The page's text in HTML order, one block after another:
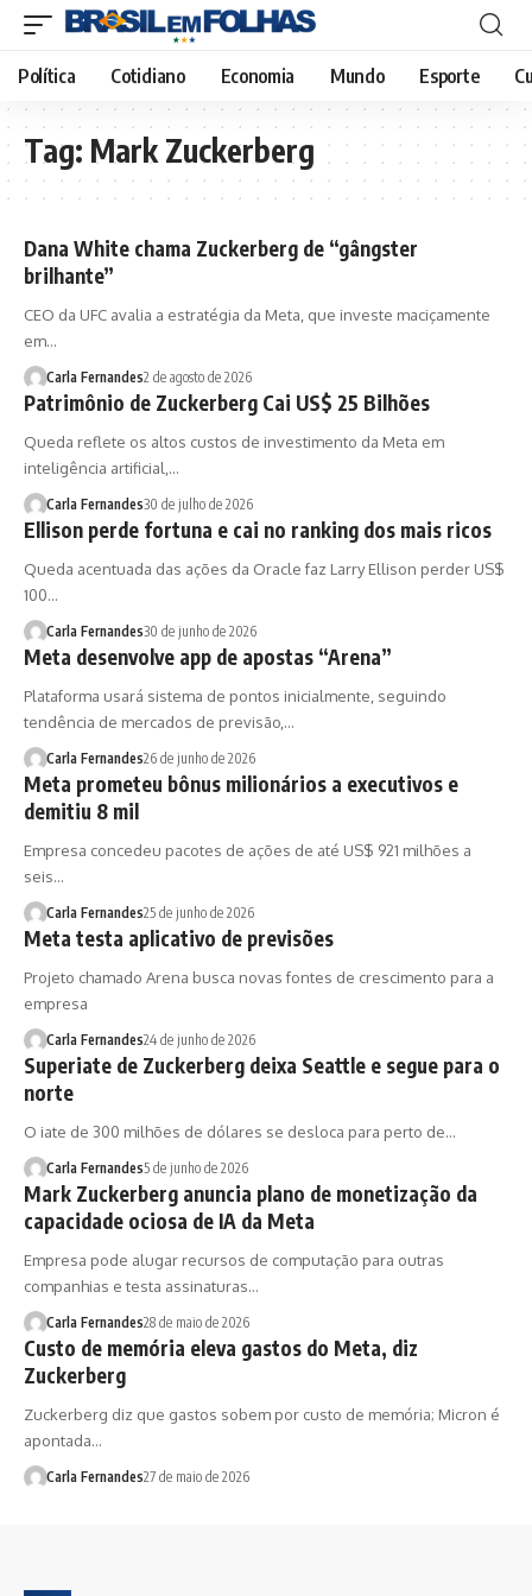
Política Cotidiano Economia Mundo Esporte
Tag: Mark Zuckerberg
Dana White chama Zuckerberg de “gângster
brilhante”
CEO da UFC avalia a estratégia da Meta, que investe maciçamente
em…
Carla Fernandes2 de agosto de 2026
Patrimônio de Zuckerberg Cai US$ 25 Bilhões
Queda reflete os altos custos de investimento da Meta em
inteligência artificial,…
Carla Fernandes30 de julho de 2026
Ellison perde fortuna e cai no ranking dos mais ricos
Queda acentuada das ações da Oracle faz Larry Ellison perder US$
100…
Carla Fernandes30 de junho de 2026
Meta desenvolve app de apostas “Arena”
Plataforma usará sistema de pontos inicialmente, seguindo
tendência de mercados de previsão,…
Carla Fernandes26 de junho de 2026
Meta prometeu bônus milionários a executivos e
demitiu 8 mil
Empresa concedeu pacotes de ações de até US$ 921 milhões a
seis…
Carla Fernandes25 de junho de 2026
Meta testa aplicativo de previsões
Projeto chamado Arena busca novas fontes de crescimento para a
empresa
Carla Fernandes24 de junho de 2026
Superiate de Zuckerberg deixa Seattle e segue para o
norte
O iate de 300 milhões de dólares se desloca para perto de…
Carla Fernandes5 de junho de 2026
Mark Zuckerberg anuncia plano de monetização da
capacidade ociosa de IA da Meta
Empresa pode alugar recursos de computação para outras
companhias e testa assinaturas…
Carla Fernandes28 de maio de 2026
Custo de memória eleva gastos do Meta, diz
Zuckerberg
Zuckerberg diz que gastos sobem por custo de memória; Micron é
apontada…
Carla Fernandes27 de maio de 2026